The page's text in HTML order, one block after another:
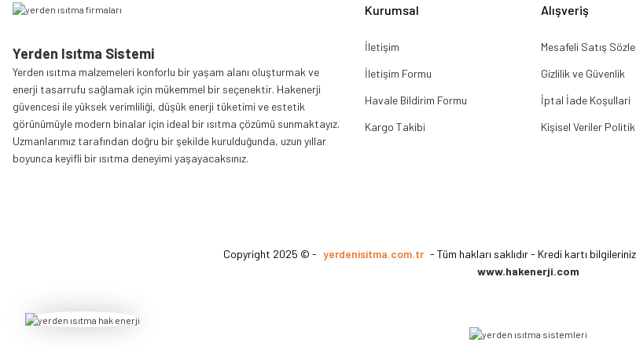
Yerden Isıtma Sistemi
Yerden ısıtma malzemeleri konforlu bir yaşam alanı oluşturmak ve
enerji tasarrufu sağlamak için mükemmel bir seçenektir. Hakenerji
güvencesi ile yüksek verimliliği, düşük enerji tüketimi ve estetik
görünümüyle modern binalar için ideal bir ısıtma çözümü sunmaktayız.
Uzmanlarımız tarafından doğru bir şekilde kurulduğunda, uzun yıllar
boyunca keyifli bir ısıtma deneyimi yaşayacaksınız.
Kurumsal
İletişim
İletişim Formu
Havale Bildirim Formu
Kargo Takibi
Alışveriş
Mesafeli Satış
Gizlilik ve Güvenlik
İptal İade Koşullari
Kişisel Veriler
Copyright 2025 © - yerdenisitma.com.tr - Tüm hakları saklıdır - Kredi kartı
www.hakenerji.com